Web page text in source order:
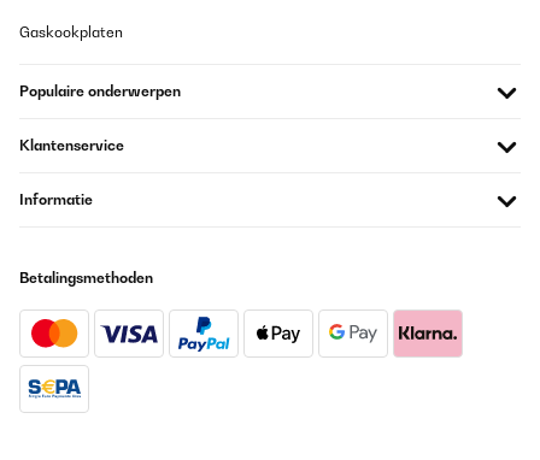
Gaskookplaten
Populaire onderwerpen
Klantenservice
Informatie
Betalingsmethoden